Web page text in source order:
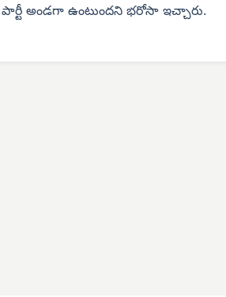
అండగా ఉంటుందని భరోసా ఇచ్చారు.